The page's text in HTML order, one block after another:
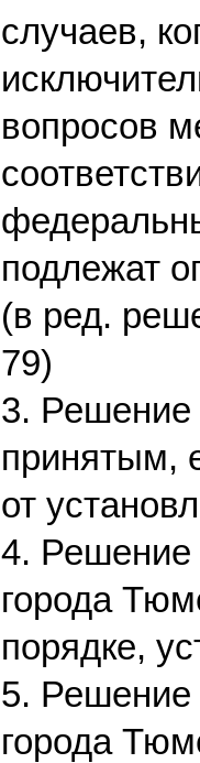
случаев,
вопросов
подлежат
(в ред.
79)
3. Решение
принятым,
от
4. Решение
города
порядке,
5. Решение
города